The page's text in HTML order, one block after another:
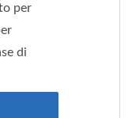
per
di